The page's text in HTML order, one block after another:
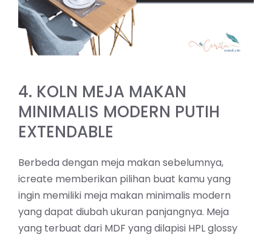
4. KOLN MEJA MAKAN
MINIMALIS MODERN PUTIH
EXTENDABLE
Berbeda dengan meja makan sebelumnya,
icreate memberikan pilihan buat kamu yang
ingin memiliki meja makan minimalis modern
yang dapat diubah ukuran panjangnya. Meja
yang terbuat dari MDF yang dilapisi HPL glossy